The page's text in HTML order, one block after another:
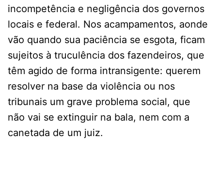
incompetência e negligência dos governos
locais e federal. Nos acampamentos, aonde
vão quando sua paciência se esgota, ficam
sujeitos à truculência dos fazendeiros, que
têm agido de forma intransigente: querem
resolver na base da violência ou nos
tribunais um grave problema social, que
não vai se extinguir na bala, nem com a
canetada de um juiz.